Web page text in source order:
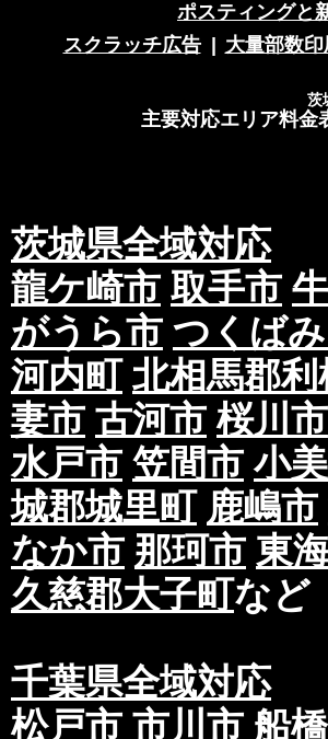
ポスティングと
スクラッチ広告
大量部数印
茨
主要対応エリア料金
茨城県全域対応
龍ケ崎市 取手市
がうら市 つくば
河内町 北相馬郡利
妻市 古河市 桜川市
水戸市 笠間市 小
城郡城里町 鹿嶋市
なか市 那珂市 東
久慈郡大子町など
千葉県全域対応
松戸市 市川市 船